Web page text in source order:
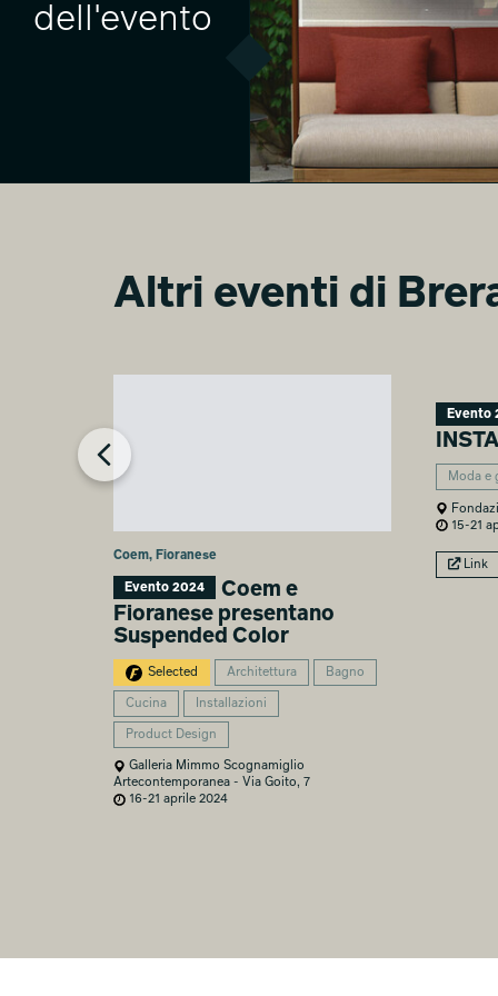
dell'evento
Casa Manzoni
José Manuel Toral Martínez
Altri eventi di
Coem, Fioranese
Evento 2024
Coem e
Fioranese presentano
Suspended Color
Selected Architettura Bagno
Cucina Installazioni
Product Design
Galleria Mimmo Scognamiglio
Artecontemporanea - Via Goito, 7
16-21 aprile 2024
Evento
Moda e
15-21
Link